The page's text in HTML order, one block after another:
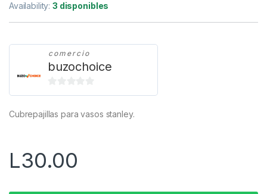
Availability:3 disponibles
comercio
buzochoice
0
e
Cubrepajillas para vasos stanley.
L30.00